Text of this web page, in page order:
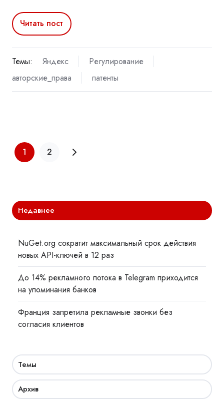
Читать пост
Темы: Яндекс
Регулирование
авторские_права
патенты
1 2
Недавнее
NuGet.org сократит максимальный срок действия
новых API-ключей в 12 раз
До 14% рекламного потока в Telegram приходится
на упоминания банков
Франция запретила рекламные звонки без
согласия клиентов
Темы
Архив